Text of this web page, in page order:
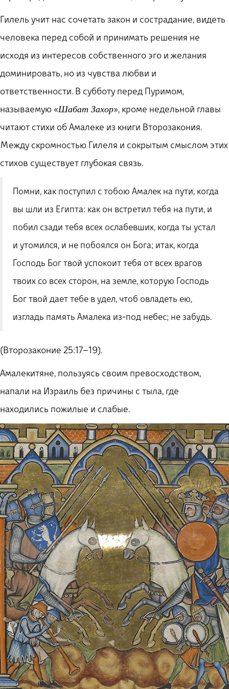
Гилель учит нас сочетать закон и сострадание, видеть
человека перед собой и принимать решения не
исходя из интересов собственного эго и желания
доминировать, но из чувства любви и
ответственности. В субботу перед Пуримом,
называемую «Шабат Захор», кроме недельной главы
читают стихи об Амалеке из книги Второзакония.
Между скромностью Гилеля и сокрытым смыслом этих
стихов существует глубокая связь.
Помни, как поступил с тобою Амалек на пути, когда
вы шли из Египта: как он встретил тебя на пути, и
побил сзади тебя всех ослабевших, когда ты устал
и утомился, и не побоялся он Бога; итак, когда
Господь Бог твой успокоит тебя от всех врагов
твоих со всех сторон, на земле, которую Господь
Бог твой дает тебе в удел, чтоб овладеть ею,
изгладь память Амалека из-под небес; не забудь.
(Второзаконие 25:17–19).
Амалекитяне, пользуясь своим превосходством,
напали на Израиль без причины с тыла, где
находились пожилые и слабые.